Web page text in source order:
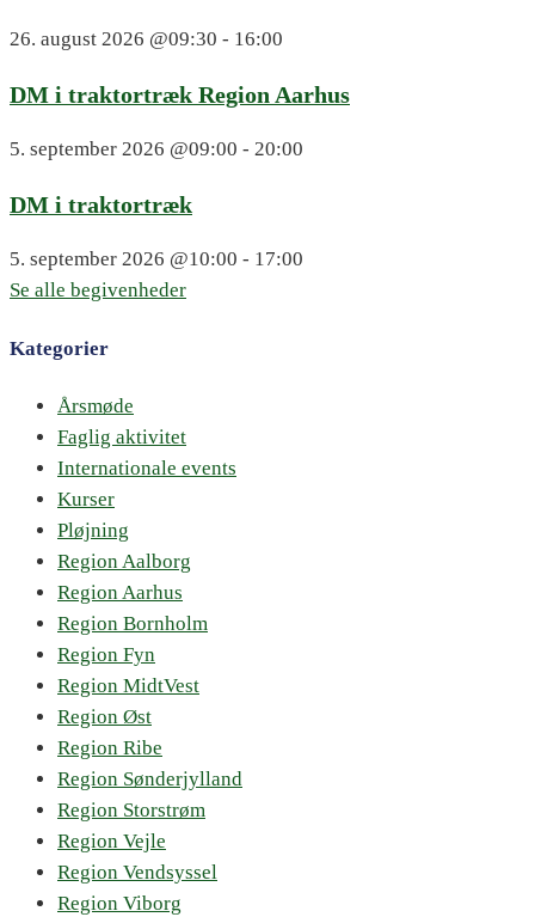
26. august 2026 @09:30 - 16:00
DM i traktortræk Region Aarhus
5. september 2026 @09:00 - 20:00
DM i traktortræk
5. september 2026 @10:00 - 17:00
Se alle begivenheder
Kategorier
Årsmøde
Faglig aktivitet
Internationale events
Kurser
Pløjning
Region Aalborg
Region Aarhus
Region Bornholm
Region Fyn
Region MidtVest
Region Øst
Region Ribe
Region Sønderjylland
Region Storstrøm
Region Vejle
Region Vendsyssel
Region Viborg